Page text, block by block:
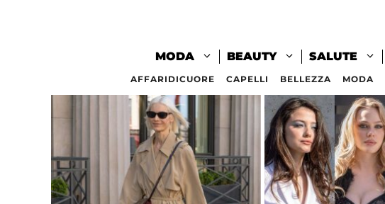
MODA BEAUTY SALUTE
AFFARIDICUORE CAPELLI BELLEZZA MODA